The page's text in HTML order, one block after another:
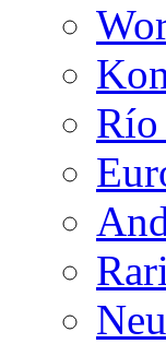
Río